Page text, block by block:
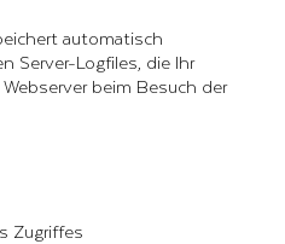
automatisch
Server-Logfiles, die Ihr
beim Besuch der
Zugriffes